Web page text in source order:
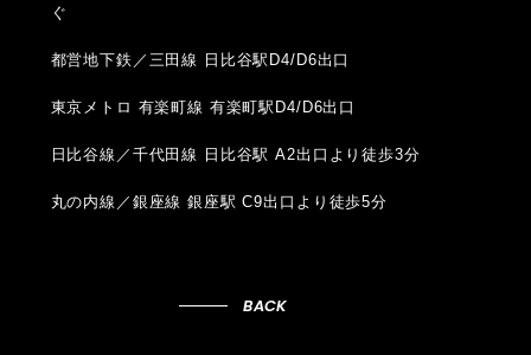
ぐ
都営地下鉄／三田線 日比谷駅D4/D6出口
東京メトロ 有楽町線 有楽町駅D4/D6出口
日比谷線／千代田線 日比谷駅 A2出口より徒歩3分
丸の内線／銀座線 銀座駅 C9出口より徒歩5分
BACK